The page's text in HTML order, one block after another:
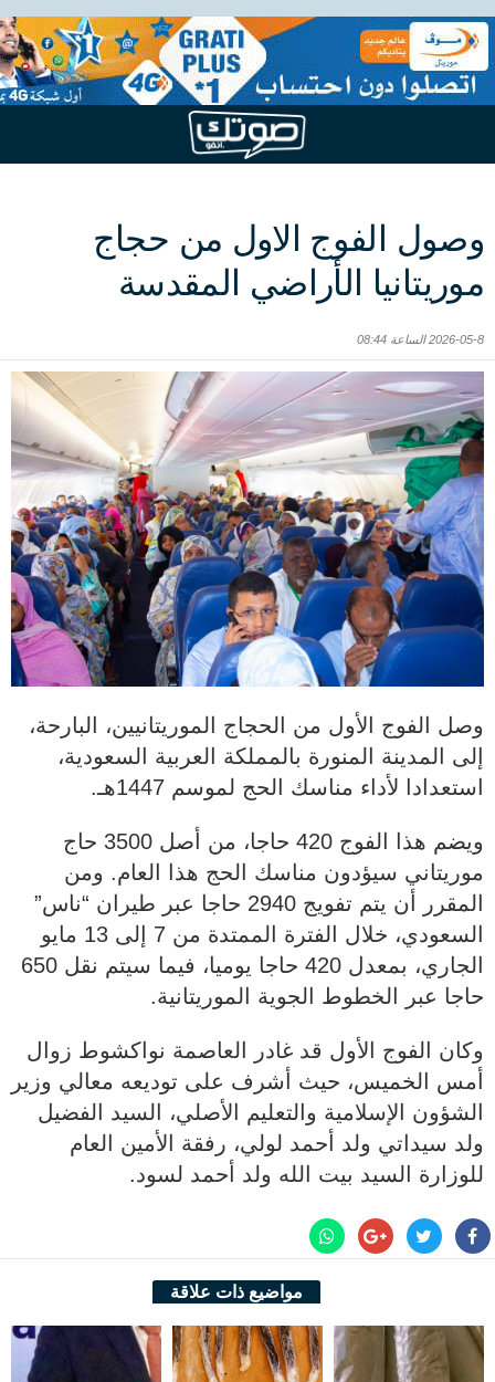
وصول الفوج الاول من حجاج
موريتانيا الأراضي المقدسة
2026-05-8 الساعة 08:44
وصل الفوج الأول من الحجاج الموريتانيين، البارحة،
إلى المدينة المنورة بالمملكة العربية السعودية،
استعدادا لأداء مناسك الحج لموسم 1447هـ.
ويضم هذا الفوج 420 حاجا، من أصل 3500 حاج
موريتاني سيؤدون مناسك الحج هذا العام. ومن
المقرر أن يتم تفويج 2940 حاجا عبر طيران “ناس”
السعودي، خلال الفترة الممتدة من 7 إلى 13 مايو
الجاري، بمعدل 420 حاجا يوميا، فيما سيتم نقل 650
حاجا عبر الخطوط الجوية الموريتانية.
وكان الفوج الأول قد غادر العاصمة نواكشوط زوال
أمس الخميس، حيث أشرف على توديعه معالي وزير
الشؤون الإسلامية والتعليم الأصلي، السيد الفضيل
ولد سيداتي ولد أحمد لولي، رفقة الأمين العام
للوزارة السيد بيت الله ولد أحمد لسود.
مواضيع ذات علاقة